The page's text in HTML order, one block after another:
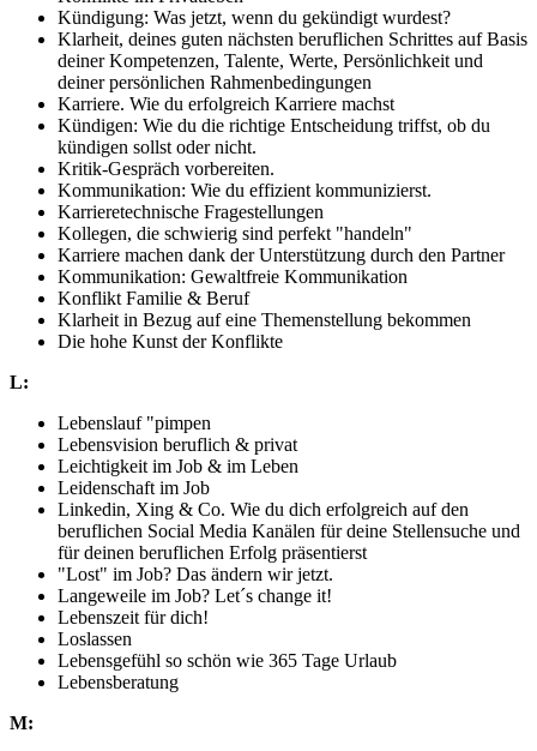
Kündigung: Was jetzt, wenn du gekündigt wurdest?
Klarheit, deines guten nächsten beruflichen Schrittes auf Basis
deiner Kompetenzen, Talente, Werte, Persönlichkeit und
deiner persönlichen Rahmenbedingungen
Karriere. Wie du erfolgreich Karriere machst
Kündigen: Wie du die richtige Entscheidung triffst, ob du
kündigen sollst oder nicht.
Kritik-Gespräch vorbereiten.
Kommunikation: Wie du effizient kommunizierst.
Karrieretechnische Fragestellungen
Kollegen, die schwierig sind perfekt "handeln"
Karriere machen dank der Unterstützung durch den Partner
Kommunikation: Gewaltfreie Kommunikation
Konflikt Familie & Beruf
Klarheit in Bezug auf eine Themenstellung bekommen
Die hohe Kunst der Konflikte
L:
Lebenslauf "pimpen
Lebensvision beruflich & privat
Leichtigkeit im Job & im Leben
Leidenschaft im Job
Linkedin, Xing & Co. Wie du dich erfolgreich auf den
beruflichen Social Media Kanälen für deine Stellensuche und
für deinen beruflichen Erfolg präsentierst
"Lost" im Job? Das ändern wir jetzt.
Langeweile im Job? Let´s change it!
Lebenszeit für dich!
Loslassen
Lebensgefühl so schön wie 365 Tage Urlaub
Lebensberatung
M: